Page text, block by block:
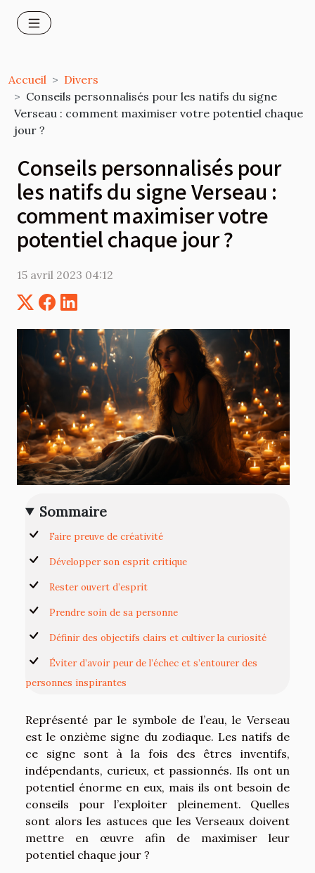
Accueil
Divers
Conseils personnalisés pour les natifs du signe
Verseau : comment maximiser votre potentiel chaque
jour ?
Conseils personnalisés pour
les natifs du signe Verseau :
comment maximiser votre
potentiel chaque jour ?
15 avril 2023 04:12
Sommaire
Faire preuve de créativité
Développer son esprit critique
Rester ouvert d’esprit
Prendre soin de sa personne
Définir des objectifs clairs et cultiver la curiosité
Éviter d’avoir peur de l’échec et s’entourer des
personnes inspirantes
Représenté par le symbole de l’eau, le Verseau
est le onzième signe du zodiaque. Les natifs de
ce signe sont à la fois des êtres inventifs,
indépendants, curieux, et passionnés. Ils ont un
potentiel énorme en eux, mais ils ont besoin de
conseils pour l’exploiter pleinement. Quelles
sont alors les astuces que les Verseaux doivent
mettre en œuvre afin de maximiser leur
potentiel chaque jour ?